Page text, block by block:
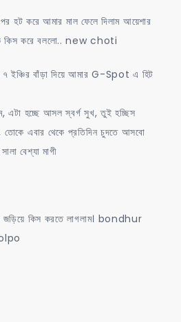
হট করে আমার মাল ফেলে দিলাম আয়েশার
কিস করে বললো.. new choti
ইঞ্চির বাঁড়া দিয়ে আমার G-Spot এ হিট
এটা হচ্ছে আসল স্বর্গ সুখ, তুই হচ্ছিস
এবার থেকে প্রতিদিন চুদতে আসবো
বেশ্যা মাগী
কিস করতে লাগলাম। bondhur